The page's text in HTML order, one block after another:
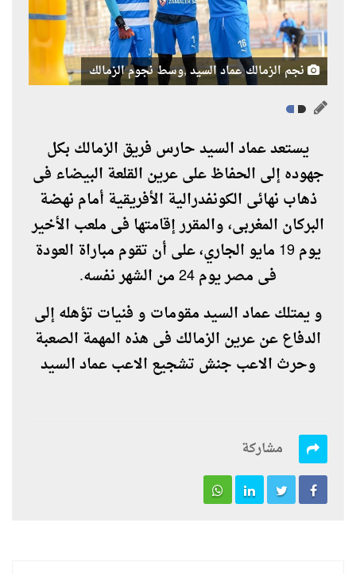
نجم الزمالك عماد السيد ,وسط نجوم الزمالك
يستعد عماد السيد حارس فريق الزمالك بكل
جهوده إلى الحفاظ على عرين القلعة البيضاء فى
ذهاب نهائى الكونفدرالية الأفريقية أمام نهضة
البركان المغربى، والمقرر إقامتها فى ملعب الأخير
يوم 19 مايو الجاري، على أن تقوم مباراة العودة
فى مصر يوم 24 من الشهر نفسه.
و يمتلك عماد السيد مقومات و فنيات تؤهله إلى
الدفاع عن عرين الزمالك فى هذه المهمة الصعبة
وحرث الاعب جنش تشجيع الاعب عماد السيد
مشاركة